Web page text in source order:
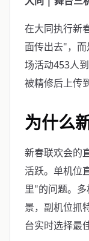
在大同执行新
面传出去"，
场活动453人
被精修后上传
为什么
新春联欢会的
活跃。单机位
里"的问题。
景，副机位抓
台实时选择最